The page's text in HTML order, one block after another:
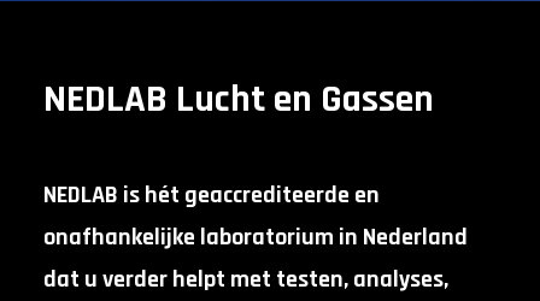
NEDLAB Lucht en Gassen
NEDLAB is hét geaccrediteerde en
onafhankelijke laboratorium in Nederland
dat u verder helpt met testen, analyses,